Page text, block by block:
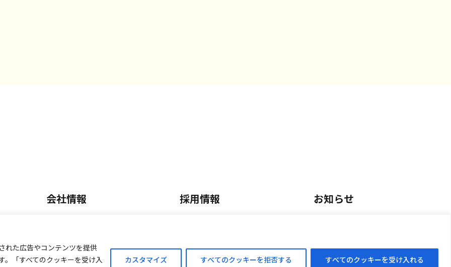
れた広告やコンテンツを提供
「すべてのクッキーを受け入
カスタマイズ すべてのクッキーを拒否する すべてのクッキーを受け入れる
内
会社情報
事業内容
外商販売
採用情報 お知らせ